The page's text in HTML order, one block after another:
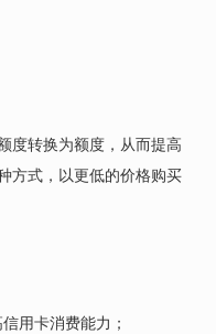
度转换为额度，从而提高
方式，以更低的价格购买
用卡消费能力；